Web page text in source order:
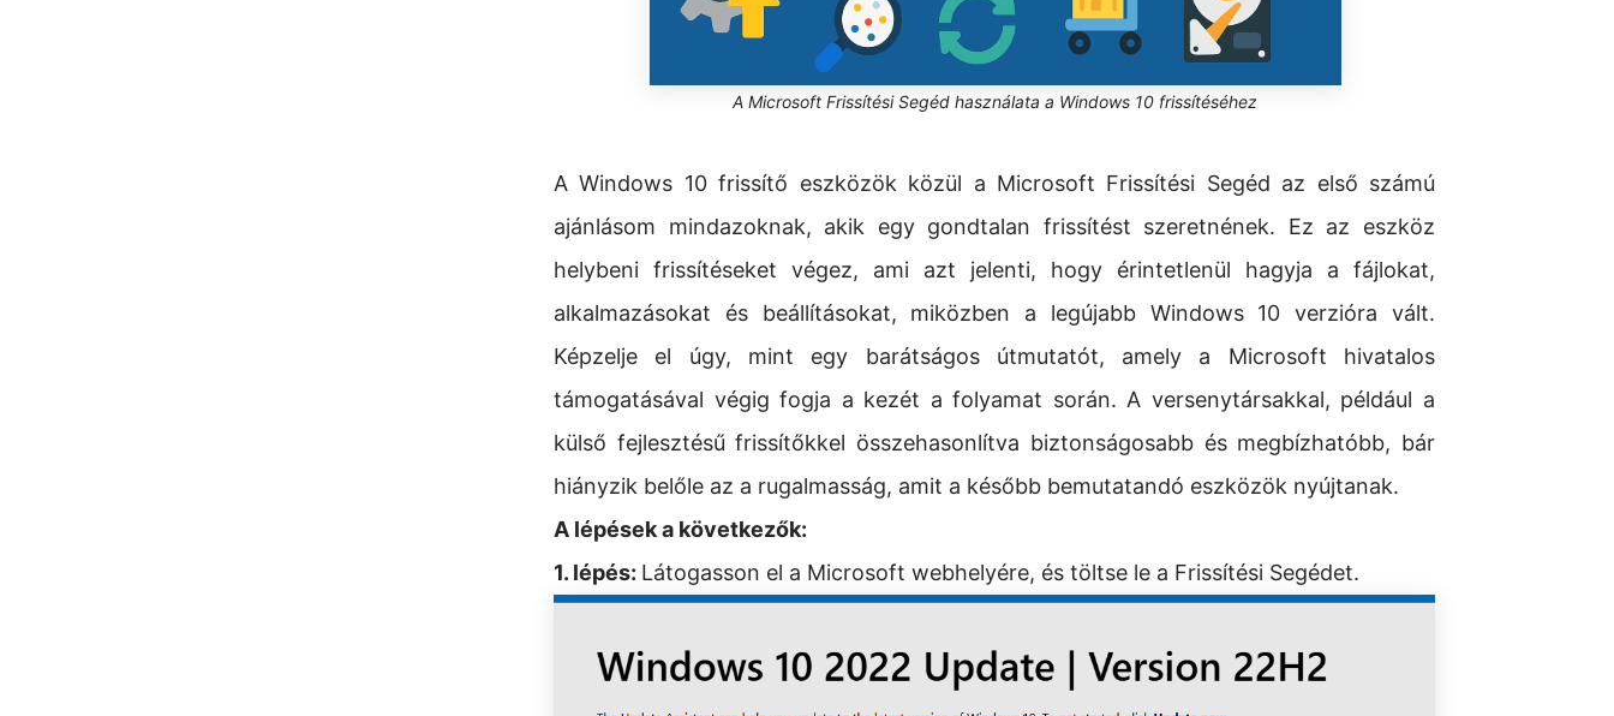
A Microsoft Frissítési Segéd használata a Windows 10 frissítéséhez
A Windows 10 frissítő eszközök közül a Microsoft Frissítési Segéd az első számú
ajánlásom mindazoknak, akik egy gondtalan frissítést szeretnének. Ez az eszköz
helybeni frissítéseket végez, ami azt jelenti, hogy érintetlenül hagyja a fájlokat,
alkalmazásokat és beállításokat, miközben a legújabb Windows 10 verzióra vált.
Képzelje el úgy, mint egy barátságos útmutatót, amely a Microsoft hivatalos
támogatásával végig fogja a kezét a folyamat során. A versenytársakkal, például a
külső fejlesztésű frissítőkkel összehasonlítva biztonságosabb és megbízhatóbb, bár
hiányzik belőle az a rugalmasság, amit a később bemutatandó eszközök nyújtanak.
A lépések a következők:
1. lépés: Látogasson el a Microsoft webhelyére, és töltse le a Frissítési Segédet.